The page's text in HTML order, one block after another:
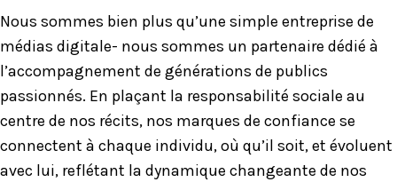
Nous sommes bien plus qu’une simple entreprise de
médias digitale- nous sommes un partenaire dédié à
l’accompagnement de générations de publics
passionnés. En plaçant la responsabilité sociale au
centre de nos récits, nos marques de confiance se
connectent à chaque individu, où qu’il soit, et évoluent
avec lui, reflétant la dynamique changeante de nos